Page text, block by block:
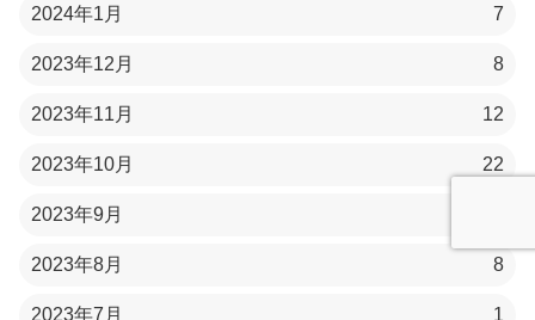
2024年1月 7
2023年12月 8
2023年11月 12
2023年10月 22
2023年9月
2023年8月 8
2023年7月 1